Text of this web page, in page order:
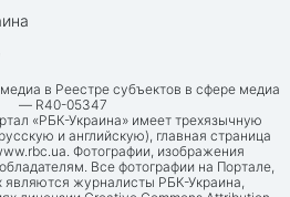
в Реестре субъектов в сфере медиа
— R40-05347
«РБК-Украина» имеет трехязычную
и английскую), главная страница
. Фотографии, изображения
Все фотографии на Портале,
являются журналисты РБК-Украина,